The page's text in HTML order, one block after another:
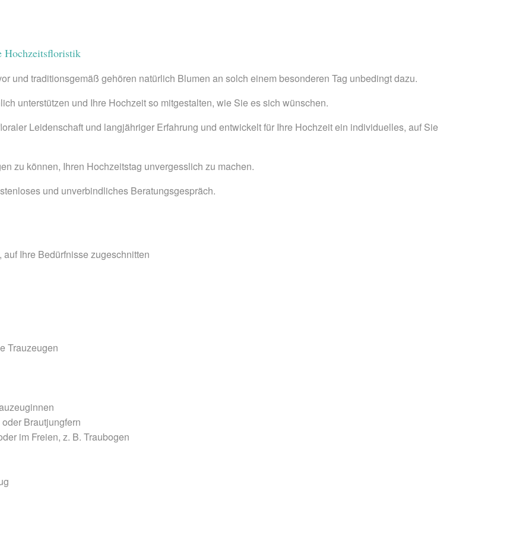
Hochzeitsfloristik
und traditionsgemäß gehören natürlich Blumen an solch einem besonderen Tag unbedingt dazu.
unterstützen und Ihre Hochzeit so mitgestalten, wie Sie es sich wünschen.
Leidenschaft und langjähriger Erfahrung und entwickelt für Ihre Hochzeit ein individuelles, auf Sie
zu können, Ihren Hochzeitstag unvergesslich zu machen.
und unverbindliches Beratungsgespräch.
Ihre Bedürfnisse zugeschnitten
Trauzeugen
Brautjungfern
im Freien, z. B. Traubogen